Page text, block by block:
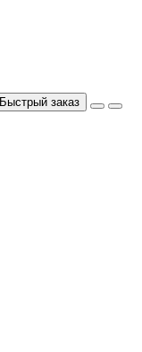
Быстрый заказ